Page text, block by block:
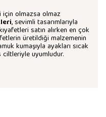
için olmazsa olmaz
, sevimli tasarımlarıyla
satın alırken en çok
üretildiği malzemenin
kumaşıyla ayakları sıcak
uyumludur.